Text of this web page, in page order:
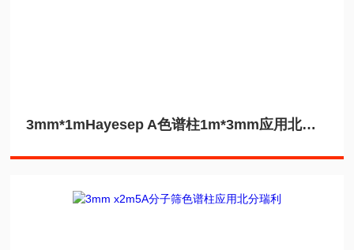
3mm*1mHayesep A色谱柱1m*3mm应用北分瑞利